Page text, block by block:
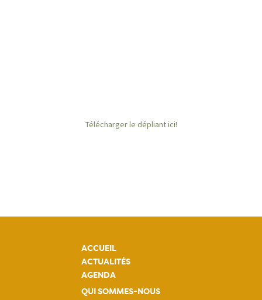
Télécharger le dépliant ici!
ACCUEIL
ACTUALITÉS
AGENDA
QUI SOMMES-NOUS